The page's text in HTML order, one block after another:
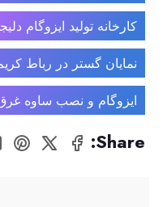
کارخانه تولید ایزوگام
نمایان گستر در رباط
ایزوگام و نصب ساوه
Share: